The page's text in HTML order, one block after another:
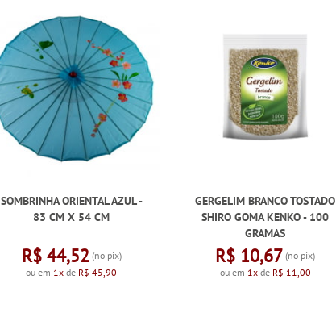
SOMBRINHA ORIENTAL AZUL -
83 CM X 54 CM
R$ 44,52 (no pix)
ou em 1x de R$ 45,90
GERGELIM BRANCO TOSTADO
SHIRO GOMA KENKO - 100
GRAMAS
R$ 10,67 (no pix)
ou em 1xde R$ 11,00